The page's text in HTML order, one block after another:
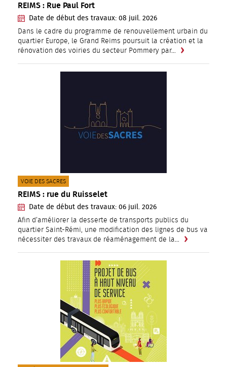
REIMS : Rue Paul Fort
Date de début des travaux: 08 juil. 2026
Dans le cadre du programme de renouvellement urbain du
quartier Europe, le Grand Reims poursuit la création et la
rénovation des voiries du secteur Pommery par…
REIMS : rue du Ruisselet
Date de début des travaux: 06 juil. 2026
Afin d’améliorer la desserte de transports publics du
quartier Saint-Rémi, une modification des lignes de bus va
nécessiter des travaux de réaménagement de la…
CATÉGORIE(S) :
VOIE DES SACRES